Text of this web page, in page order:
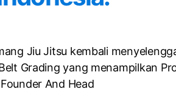
Jiu Jitsu kembali
Grading yang menampilkan
And Head